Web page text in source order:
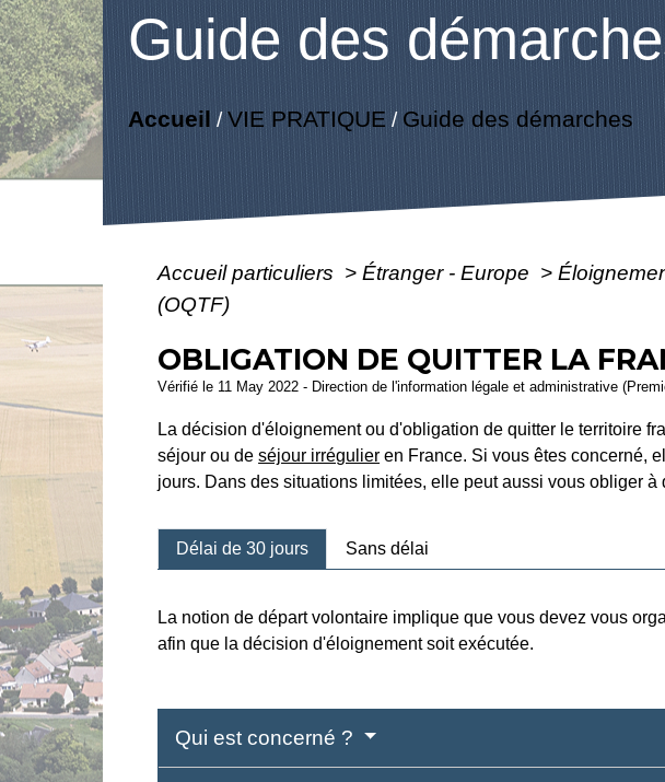
Guide des
Accueil /VIE PRATIQUE/ Guide des démarches
Accueil particuliers > Étranger - Europe >
(OQTF)
OBLIGATION DE QUITTER LA
Vérifié le 11 May 2022 - Direction de l'information légale et administrative
La décision d'éloignement ou d'obligation de quitter le territoire
séjour ou deséjour irrégulier en France. Si vous êtes concerné,
jours. Dans des situations limitées, elle peut aussi vous obliger
Délai de 30 jours Sans délai
La notion de départ volontaire implique que vous devez vous
afin que la décision d'éloignement soit exécutée.
Qui est concerné ?